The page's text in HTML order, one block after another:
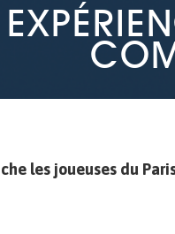
les joueuses du